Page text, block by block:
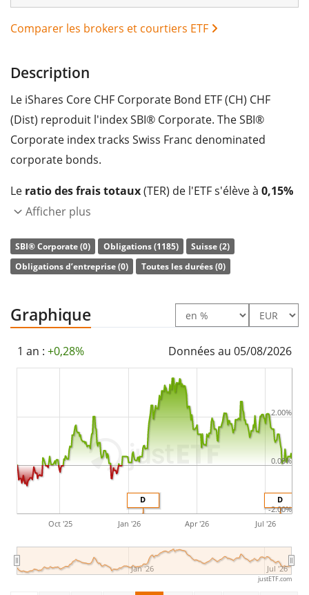
Comparer les brokers et courtiers ETF
Description
Le iShares Core CHF Corporate Bond ETF (CH) CHF
(Dist) reproduit l'index SBI® Corporate. The SBI®
Corporate index tracks Swiss Franc denominated
corporate bonds.
Le ratio des frais totaux(TER) de l'ETF s'élève à 0,15%
p.a.. L'ETF reproduit la performance de l’indice sous-
plus pertinentes de l’indice (technique
d’échantillonnage). Les revenus d’intérêt (coupons) de
semestre).
(Dist) est un très grand ETF avec des
gestion à hauteur de 2 174 M d'EUR
domicilié en Suisse.
Afficher plus
SBI® Corporate (0) Obligations (1185)
Suisse (2)
Obligations d’entreprise (0)
Toutes les durées (0)
Graphique
1 an : +0,28% Données au 05/08/2026
D
D
Oct '25 Jan '26 Apr '26 Jul '26
Jan '26 Jul '26
-2.00%
0.00%
2.00%
justETF.com